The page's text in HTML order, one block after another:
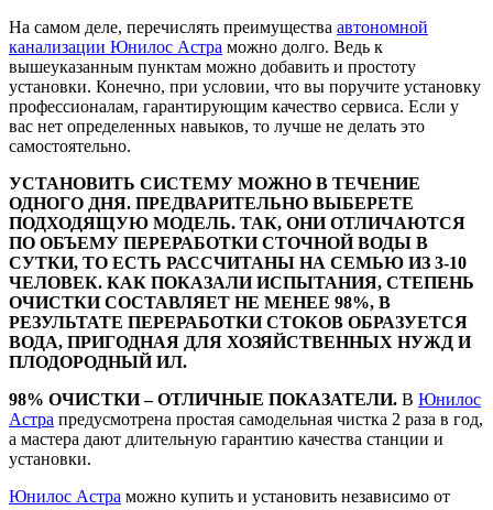
АКЦИЯ!
Дренаж участка под ключ 1 м.п. —1050 руб.
В РАЗДЕЛ "ДРЕНАЖ"
На самом деле, перечислять преимущества автономной
канализации Юнилос Астра можно долго. Ведь к
вышеуказанным пунктам можно добавить и простоту
установки. Конечно, при условии, что вы поручите установку
профессионалам, гарантирующим качество сервиса. Если у
вас нет определенных навыков, то лучше не делать это
самостоятельно.
УСТАНОВИТЬ СИСТЕМУ МОЖНО В ТЕЧЕНИЕ
ОДНОГО ДНЯ. ПРЕДВАРИТЕЛЬНО ВЫБЕРЕТЕ
ПОДХОДЯЩУЮ МОДЕЛЬ. ТАК, ОНИ ОТЛИЧАЮТСЯ
ПО ОБЪЕМУ ПЕРЕРАБОТКИ СТОЧНОЙ ВОДЫ В
СУТКИ, ТО ЕСТЬ РАССЧИТАНЫ НА СЕМЬЮ ИЗ 3-10
ЧЕЛОВЕК. КАК ПОКАЗАЛИ ИСПЫТАНИЯ, СТЕПЕНЬ
ОЧИСТКИ СОСТАВЛЯЕТ НЕ МЕНЕЕ 98%, В
РЕЗУЛЬТАТЕ ПЕРЕРАБОТКИ СТОКОВ ОБРАЗУЕТСЯ
ВОДА, ПРИГОДНАЯ ДЛЯ ХОЗЯЙСТВЕННЫХ НУЖД И
ПЛОДОРОДНЫЙ ИЛ.
98% ОЧИСТКИ – ОТЛИЧНЫЕ ПОКАЗАТЕЛИ. В Юнилос
Астра предусмотрена простая самодельная чистка 2 раза в год,
а мастера дают длительную гарантию качества станции и
установки.
Юнилос Астра можно купить и установить независимо от